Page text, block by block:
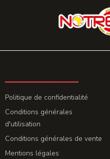
Politique de confidentialité
Conditions générales
d'utilisation
Conditions générales de vente
Mentions légales